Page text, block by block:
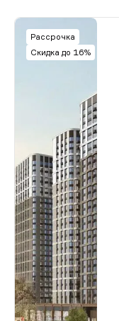
Рассрочка
Скидка до 16%